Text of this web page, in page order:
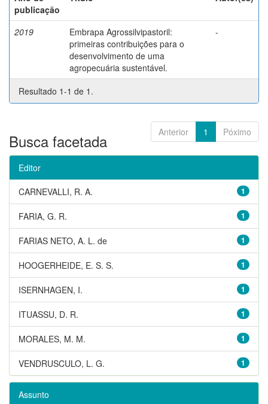
publicação
2019
Embrapa Agrossilvipastoril:
primeiras contribuições para o
desenvolvimento de uma
agropecuária sustentável.
-
Resultado 1-1 de 1.
Anterior 1 Póximo
Busca facetada
Editor
1
CARNEVALLI, R. A.
1
FARIA, G. R.
1
FARIAS NETO, A. L. de
1
HOOGERHEIDE, E. S. S.
1
ISERNHAGEN, I.
1
ITUASSU, D. R.
1
MORALES, M. M.
1
VENDRUSCULO, L. G.
Assunto